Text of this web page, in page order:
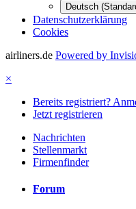
Deutsch
Datenschutzerklärung
Cookies
airliners.de Powered by
×
Bereits registriert?
Jetzt registrieren
Nachrichten
Stellenmarkt
Firmenfinder
Forum